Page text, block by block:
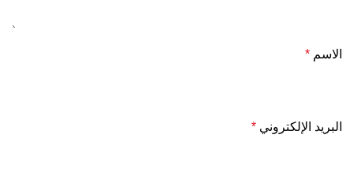
الاسم *
البريد الإلكتروني *